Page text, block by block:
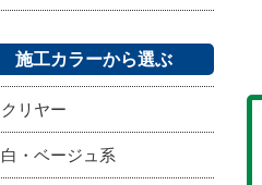
施工カラーから選ぶ
クリヤー
白・ベージュ系